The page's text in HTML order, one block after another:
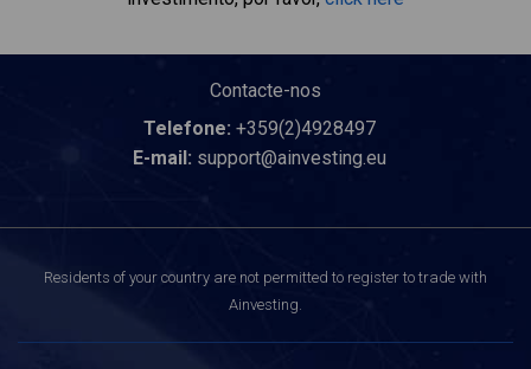
Contacte-nos
Telefone: +359(2)4928497
E-mail: support@ainvesting.eu
Residents of your country are not permitted to register to trade with
Ainvesting.